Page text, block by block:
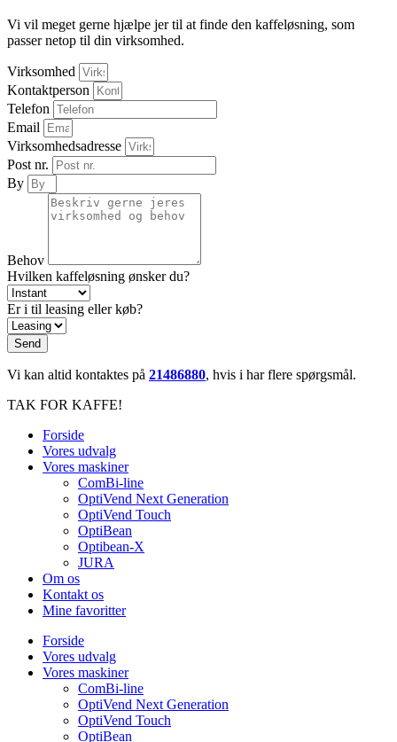
Vi vil meget gerne hjælpe jer til at finde den kaffeløsning, som
passer netop til din virksomhed.
Virksomhed
Kontaktperson
Telefon
Email
Virksomhedsadresse
Post nr.
By
Behov
Hvilken kaffeløsning ønsker du?
Er i til leasing eller køb?
Send
Vi kan altid kontaktes på 21486880, hvis i har flere spørgsmål.
TAK FOR KAFFE!
Forside
Vores udvalg
Vores maskiner
ComBi-line
OptiVend Next Generation
OptiVend Touch
OptiBean
Optibean-X
JURA
Om os
Kontakt os
Mine favoritter
Forside
Vores udvalg
Vores maskiner
ComBi-line
OptiVend Next Generation
OptiVend Touch
OptiBean